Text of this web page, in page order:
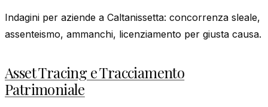
Indagini per aziende a Caltanissetta: concorrenza sleale,
assenteismo, ammanchi, licenziamento per giusta causa.
Asset Tracing e Tracciamento
Patrimoniale